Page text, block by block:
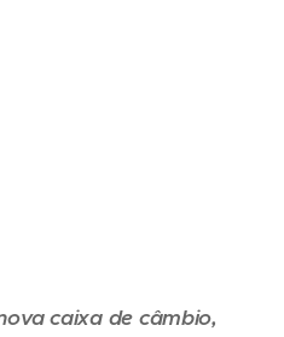
caixa de câmbio,